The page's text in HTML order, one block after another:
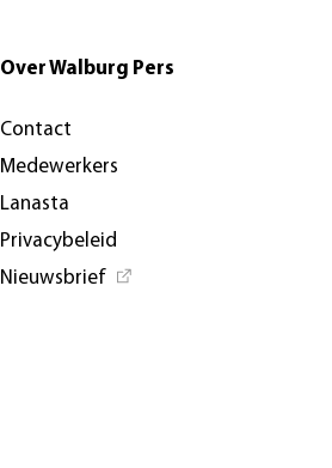
Over Walburg Pers
Contact
Medewerkers
Lanasta
Privacybeleid
Nieuwsbrief